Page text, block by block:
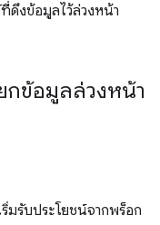
ดึงข้อมูลไว้ล่วงหน้า
กข้อมูลล่วงหน้า
ริ่มรับประโยชน์จากพร็อก